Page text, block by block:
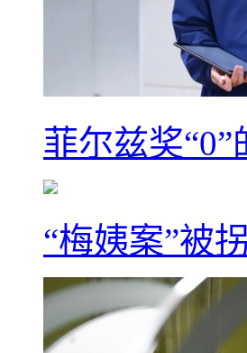
菲尔兹奖
“梅姨案”被